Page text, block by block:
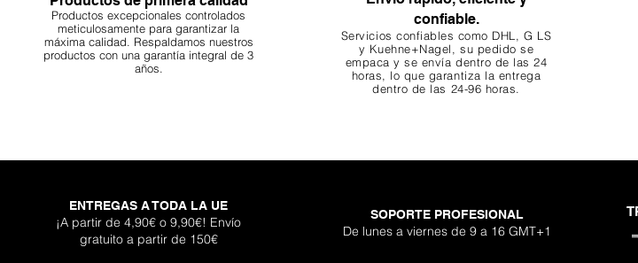
One Back Aquavista
Super Shallow Pro Aquavista
Inferno Boulder Stone
Hellboy Dragon Nano Stone
Darknight Dragon Nano Stone
Adhesivo Plantglue
Titan Boulder Nano Stone
Productos excepcionales controlados
meticulosamente para garantizar la
máxima calidad. Respaldamos nuestros
productos con una garantía integral de 3
años.
confiable.
Servicios confiables como DHL, G LS
y Kuehne+Nagel, su pedido se
empaca y se envía dentro de las 24
horas, lo que garantiza la entrega
dentro de las 24-96 horas.
ENTREGAS A TODA LA UE
¡A partir de 4,90€ o 9,90€! Envío
gratuito a partir de 150€
SOPORTE PROFESIONAL
De lunes a viernes de 9 a 16 GMT+1